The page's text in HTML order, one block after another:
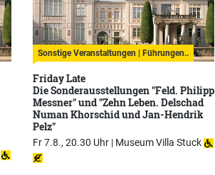
Sonstige Veranstaltungen | Führungen..
Friday Late
Die Sonderausstellungen "Feld. Philipp
Messner" und "Zehn Leben. Delschad
Numan Khorschid und Jan-Hendrik
Pelz"
Fr 7.8., 20.30 Uhr | Museum Villa Stuck